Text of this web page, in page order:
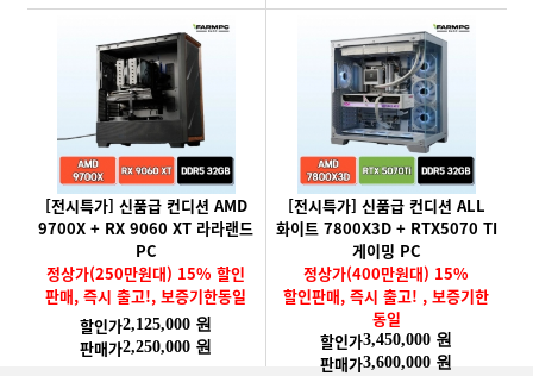
[전시특가] 신품급 컨디션 AMD
9700X + RX 9060 XT 라라랜드
PC
정상가(250만원대) 15% 할인
판매, 즉시 출고!, 보증기한동일
할인가2,125,000 원
판매가2,250,000 원
[전시특가] 신품급 컨디션 ALL
화이트 7800X3D + RTX5070 TI
게이밍 PC
정상가(400만원대) 15%
할인판매, 즉시 출고! , 보증기한
동일
할인가3,450,000 원
판매가3,600,000 원